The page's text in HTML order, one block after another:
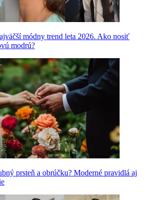
módny trend leta 2026. Ako nosiť
modrú?
prsteň a obrúčku? Moderné pravidlá aj